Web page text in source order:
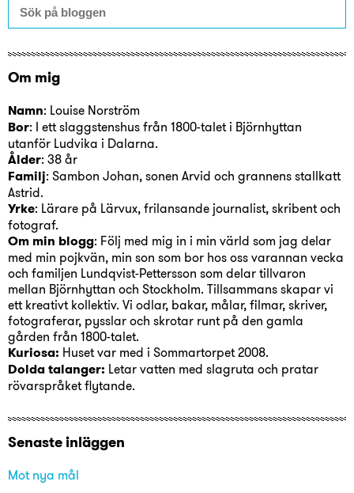
Om mig
Namn: Louise Norström
Bor: I ett slaggstenshus från 1800-talet i Björnhyttan
utanför Ludvika i Dalarna.
Ålder: 38 år
Familj: Sambon Johan, sonen Arvid och grannens stallkatt
Astrid.
Yrke: Lärare på Lärvux, frilansande journalist, skribent och
fotograf.
Om min blogg: Följ med mig in i min värld som jag delar
med min pojkvän, min son som bor hos oss varannan vecka
och familjen Lundqvist-Pettersson som delar tillvaron
mellan Björnhyttan och Stockholm. Tillsammans skapar vi
ett kreativt kollektiv. Vi odlar, bakar, målar, filmar, skriver,
fotograferar, pysslar och skrotar runt på den gamla
gården från 1800-talet.
Kuriosa: Huset var med i Sommartorpet 2008.
Dolda talanger: Letar vatten med slagruta och pratar
rövarspråket flytande.
Senaste inläggen
Mot nya mål